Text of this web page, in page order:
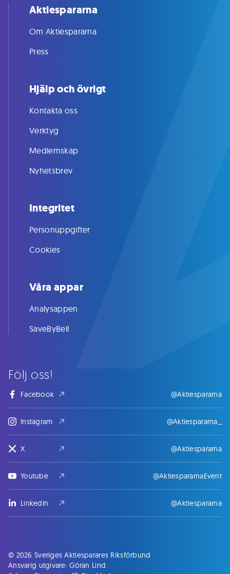
Följ oss!
Facebook @Aktiespararna
Instagram @Aktiespararna_
X @Aktiespararna
Youtube @AktiespararnaEvent
LinkedIn @Aktiespararna
Aktiespararna
Om Aktiespararna
Press
Hjälp och övrigt
Kontakta oss
Verktyg
Medlemskap
Nyhetsbrev
Integritet
Personuppgifter
Cookies
Våra appar
Analysappen
SaveByBell
© 2026 Sveriges Aktiesparares Riksförbund
Ansvarig utgivare: Göran Lind